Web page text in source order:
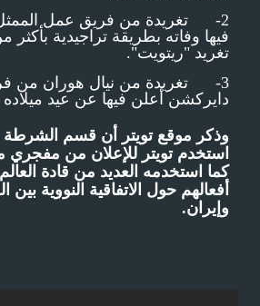
2- تغريدة من فريق عمل
تغريد "ريتويت".
3- تغريدة من نيال هوران من
دايركشن أعلن فيها عن عيد
وذكر موقع تويتر أن قسم
استخدم تويتر للإعلان من مفجري
كما استخدمه العديد من قادة
أفعالهم حول الاتفاقية النووية بين
وإيران.